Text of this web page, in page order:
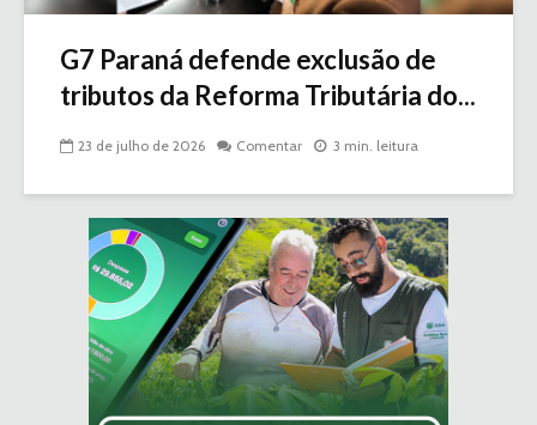
G7 Paraná defende exclusão de
tributos da Reforma Tributária do...
23 de julho de 2026 Comentar 3 min. leitura